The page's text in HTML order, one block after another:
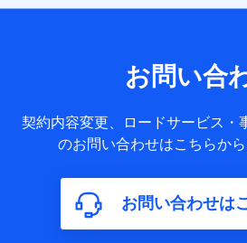
サービス提供等を通じて取得した、
基本情報
氏名、電話番号、メールアドレス
属性、連絡先、dポイントサービ
構成、住所、dポイント残高、dポ
含まれます。
利用情報
お問い合
契約内容変更、ロードサービス・
のお問い合わせはこちらから
お問い合わせは